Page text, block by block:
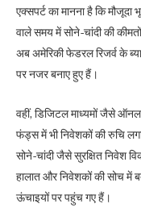
एक्सपर्ट का मानना है कि
वाले समय में सोने-चांदी की
अब अमेरिकी फेडरल रिजर्व के
पर नजर बनाए हुए हैं।
वहीं, डिजिटल माध्यमों जैसे
फंड्स में भी निवेशकों की रुचि
सोने-चांदी जैसे सुरक्षित निवेश
हालात और निवेशकों की सोच में
ऊंचाइयों पर पहुंच गए हैं।